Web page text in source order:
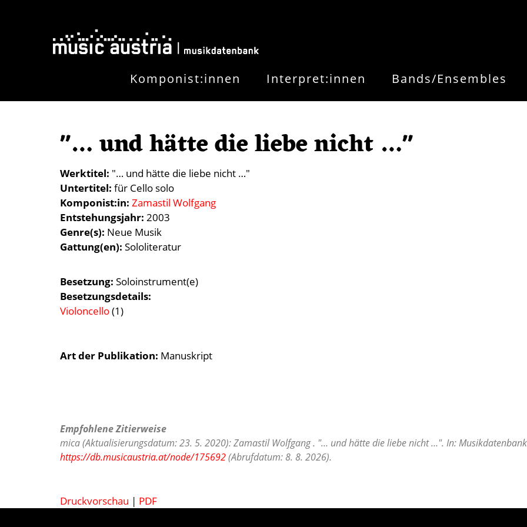
Komponist:innen Interpret:innen Bands/Ensembles
"… und hätte die liebe nicht …"
Werktitel "… und hätte die liebe nicht …"
Untertitel für Cello solo
Komponist:in Zamastil Wolfgang
Entstehungsjahr 2003
Genre(s) Neue Musik
Gattung(en) Sololiteratur
Besetzung Soloinstrument(e)
Besetzungsdetails
Violoncello(1)
Art der Publikation Manuskript
Empfohlene Zitierweise
mica (Aktualisierungsdatum: 23. 5. 2020): Zamastil Wolfgang . "… und hätte die liebe nicht …". In:
https://db.musicaustria.at/node/175692(Abrufdatum: 8. 8. 2026).
Druckvorschau | PDF